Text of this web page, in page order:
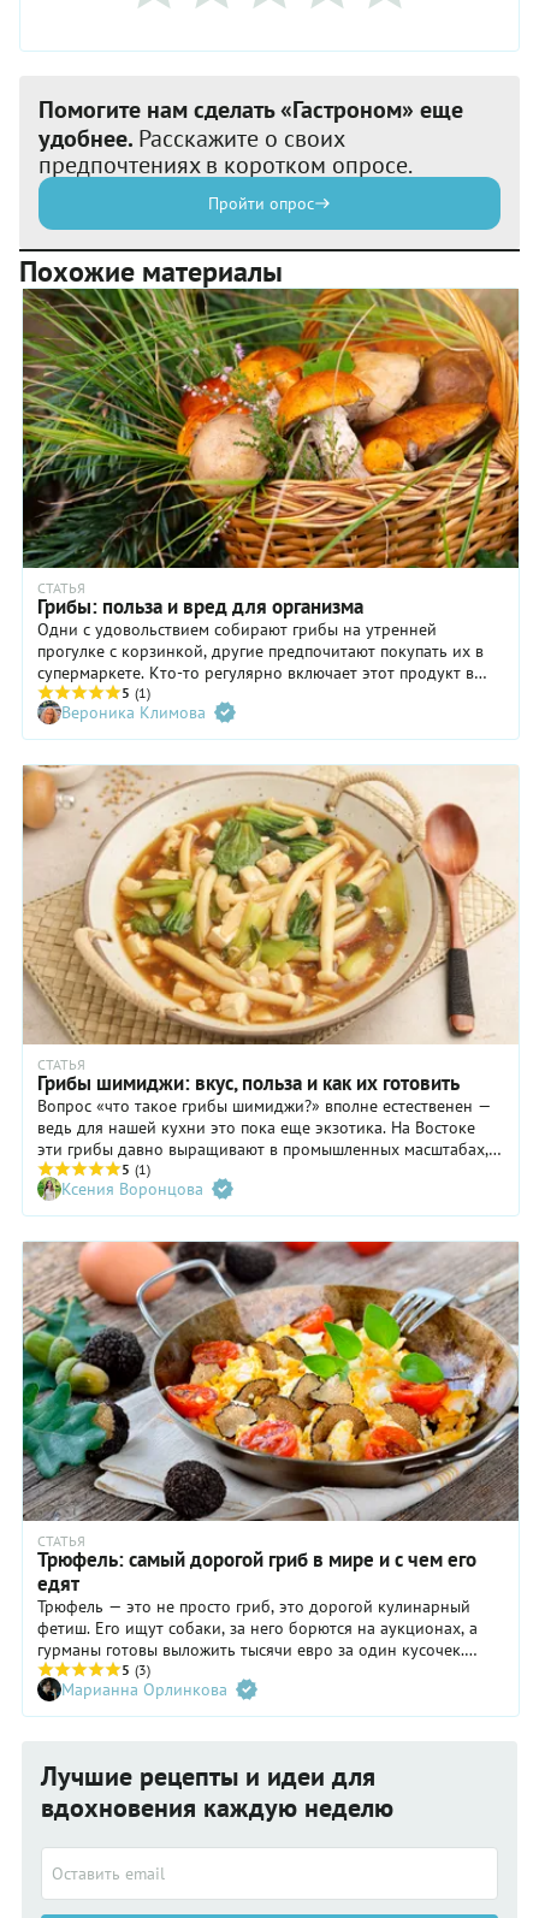
Помогите нам сделать «Гастроном» еще
удобнее. Расскажите о своих
предпочтениях в коротком опросе.
Пройти опрос
Похожие материалы
СТАТЬЯ
Грибы: польза и вред для организма
Одни с удовольствием собирают грибы на утренней
прогулке с корзинкой, другие предпочитают покупать их в
супермаркете. Кто-то регулярно включает этот продукт в
рацион, а кто-то относится к нему с осторожностью.
Рассказываем, полезны ли грибы для организма, кому и
почему они могут навредить и с какого возраста их можно
давать детям. А еще выясним, как правильно их выбирать —
в лесу и в магазине, где хранить и что из них приготовить.
5 (1)
Вероника Климова
СТАТЬЯ
Грибы шимиджи: вкус, польза и как их готовить
Вопрос «что такое грибы шимиджи?» вполне естественен —
ведь для нашей кухни это пока еще экзотика. На Востоке
эти грибы давно выращивают в промышленных масштабах, а
благодаря Китаю они добрались и до наших прилавков.
Шимиджи определенно заслуживают внимания: они быстро
готовятся, а на вкус — нежные, с тонкими сливочными
нотами. Разберемся, как выбрать хорошие грибы, как их
хранить и, конечно, как вкусно приготовить.
5 (1)
Ксения Воронцова
СТАТЬЯ
Трюфель: самый дорогой гриб в мире и с чем его
едят
Трюфель — это не просто гриб, это дорогой кулинарный
фетиш. Его ищут собаки, за него борются на аукционах, а
гурманы готовы выложить тысячи евро за один кусочек.
Давайте поговорим о том, где и как растут трюфели, как их
готовить — а главное почему они так дорого стоят.
5 (3)
Марианна Орлинкова
Лучшие рецепты и идеи для
вдохновения каждую неделю